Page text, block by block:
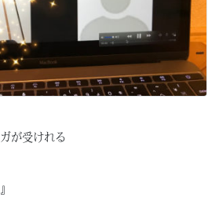
が受けれる